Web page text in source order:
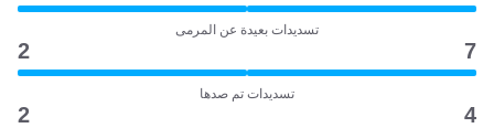
تسديدات بعيدة عن المرمى
7
2
تسديدات تم صدها
4
2